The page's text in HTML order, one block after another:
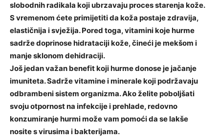
slobodnih radikala koji ubrzavaju proces starenja kože.
S vremenom ćete primijetiti da koža postaje zdravija,
elastičnija i svježija. Pored toga, vitamini koje hurme
sadrže doprinose hidrataciji kože, čineći je mekšom i
manje sklonom dehidraciji.
Još jedan važan benefit koji hurme donose je jačanje
imuniteta. Sadrže vitamine i minerale koji podržavaju
odbrambeni sistem organizma. Ako želite poboljšati
svoju otpornost na infekcije i prehlade, redovno
konzumiranje hurmi može vam pomoći da se lakše
nosite s virusima i bakterijama.